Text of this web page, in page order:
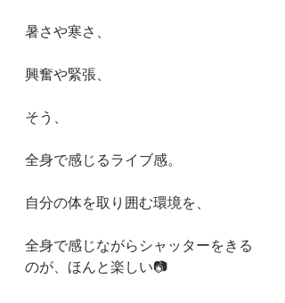
暑さや寒さ、
興奮や緊張、
そう、
全身で感じるライブ感。
自分の体を取り囲む環境を、
全身で感じながらシャッターをきる
のが、ほんと楽しい📷